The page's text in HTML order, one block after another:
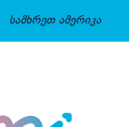
სამხრეთ ამერიკა